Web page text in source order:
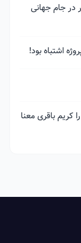
جام جهانی
اشتباه بود!
کریم باقری معنا